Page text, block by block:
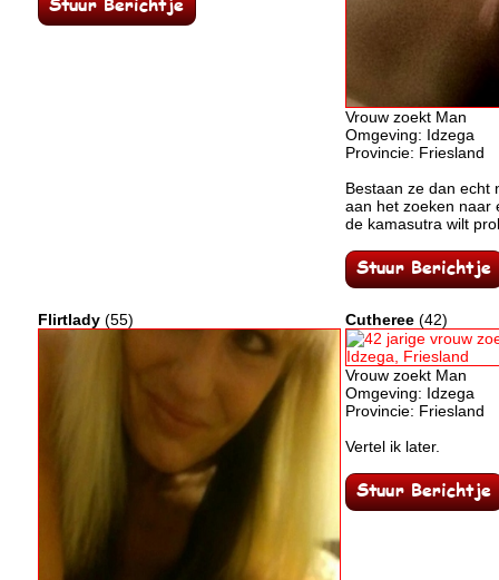
Vrouw zoekt Man
Omgeving: Idzega
Provincie: Friesland
Bestaan ze dan echt
aan het zoeken naar
de kamasutra wilt
Flirtlady (55) Cutheree (42)
Vrouw zoekt Man
Omgeving: Idzega
Provincie: Friesland
Vertel ik later.